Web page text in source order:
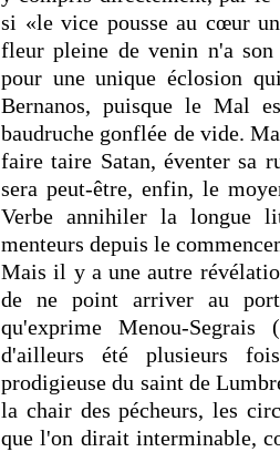
si «le vice pousse au cœur
fleur pleine de venin n'a
pour une unique éclosion
Bernanos, puisque le Mal
baudruche gonflée de vide.
faire taire Satan, éventer sa
sera peut-être, enfin, le
Verbe annihiler la longue
menteurs depuis le
Mais il y a une autre
de ne point arriver au
qu'exprime Menou-
d'ailleurs été plusieurs
prodigieuse du saint de
la chair des pécheurs, les
que l'on dirait interminable,